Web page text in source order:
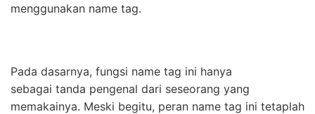
menggunakan name tag.
Pada dasarnya, fungsi name tag ini hanya
sebagai tanda pengenal dari seseorang yang
memakainya. Meski begitu, peran name tag ini tetaplah